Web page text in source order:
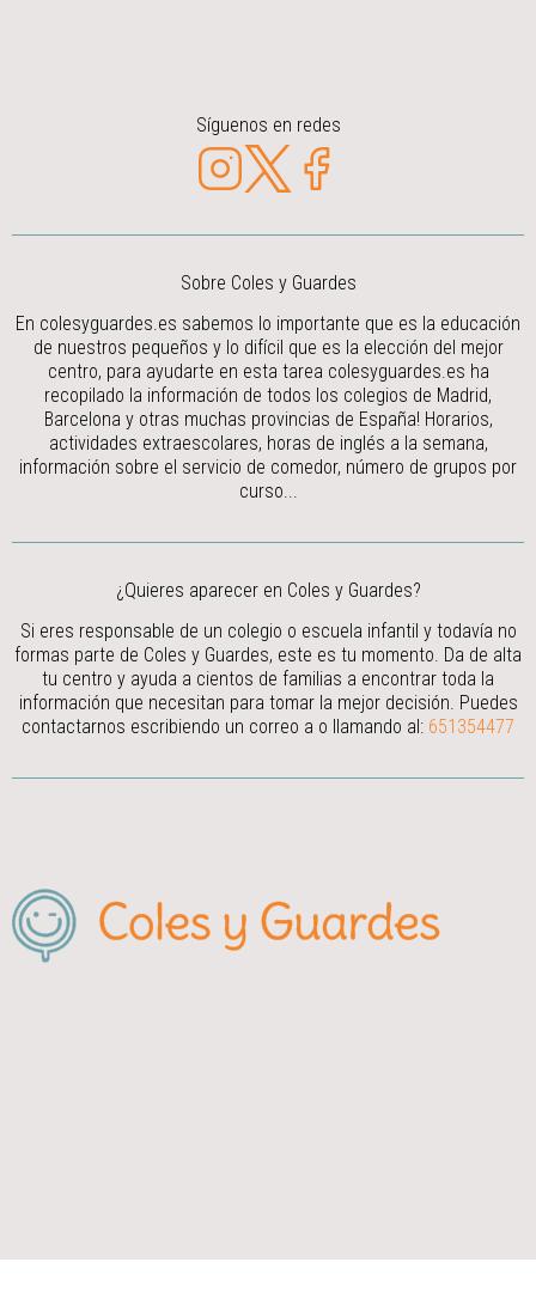
Síguenos en redes
Sobre Coles y Guardes
En colesyguardes.es sabemos lo importante que es la educación
de nuestros pequeños y lo difícil que es la elección del mejor
centro, para ayudarte en esta tarea colesyguardes.es ha
recopilado la información de todos los colegios de Madrid,
Barcelona y otras muchas provincias de España! Horarios,
actividades extraescolares, horas de inglés a la semana,
información sobre el servicio de comedor, número de grupos por
curso...
¿Quieres aparecer en Coles y Guardes?
Si eres responsable de un colegio o escuela infantil y todavía no
formas parte de Coles y Guardes, este es tu momento. Da de alta
tu centro y ayuda a cientos de familias a encontrar toda la
información que necesitan para tomar la mejor decisión. Puedes
contactarnos escribiendo un correo a o llamando al: 651354477